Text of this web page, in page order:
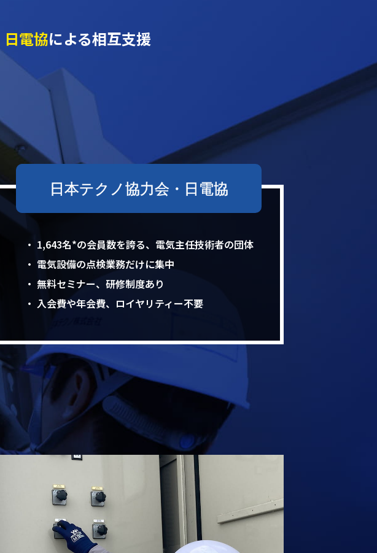
電協による相互支援
日本テクノ協力会・日電協
・ 1,643名*の会員数を誇る、電気主任技術者の団体
・ 電気設備の点検業務だけに集中
・ 無料セミナー、研修制度あり
・ 入会費や年会費、ロイヤリティー不要